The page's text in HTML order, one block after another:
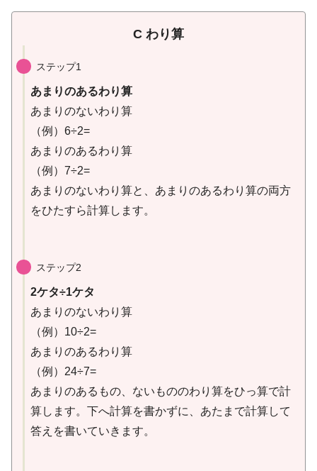
C わり算
ステップ1
あまりのあるわり算
あまりのないわり算
（例）6÷2=
あまりのあるわり算
（例）7÷2=
あまりのないわり算と、あまりのあるわり算の両方
をひたすら計算します。
ステップ2
2ケタ÷1ケタ
あまりのないわり算
（例）10÷2=
あまりのあるわり算
（例）24÷7=
あまりのあるもの、ないもののわり算をひっ算で計
算します。下へ計算を書かずに、あたまで計算して
答えを書いていきます。